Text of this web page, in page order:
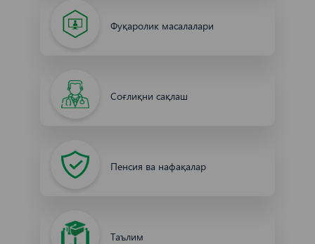
Фуқаролик масалалари
Соғлиқни сақлаш
Пенсия ва нафақалар
Таълим